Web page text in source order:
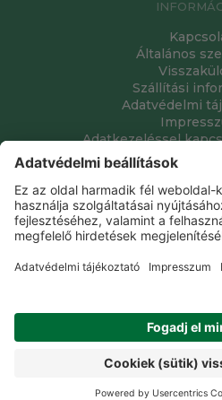
Általános
Szállítási
Adatvédelmi
Adatkezeléssel
Grube Kft. © 2009 - 2026.
Tervezte és készítette:
Vision-